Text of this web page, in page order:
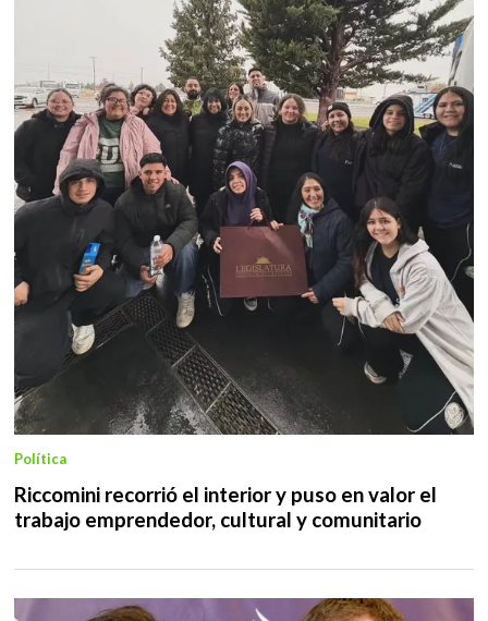
Riccomini recorrió el interior y puso en valor el
trabajo emprendedor, cultural y comunitario
Política